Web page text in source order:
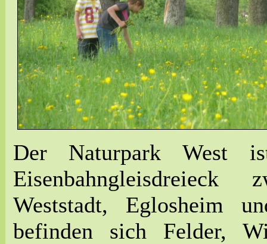
Der Naturpark West
Weststadt, Eglosheim
befinden sich Felder,